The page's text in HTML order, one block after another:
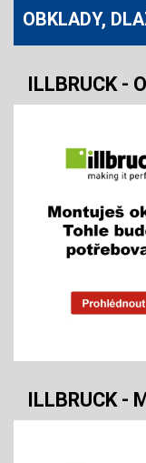
OBKLADY,
ILLBRUCK -
ILLBRUCK -